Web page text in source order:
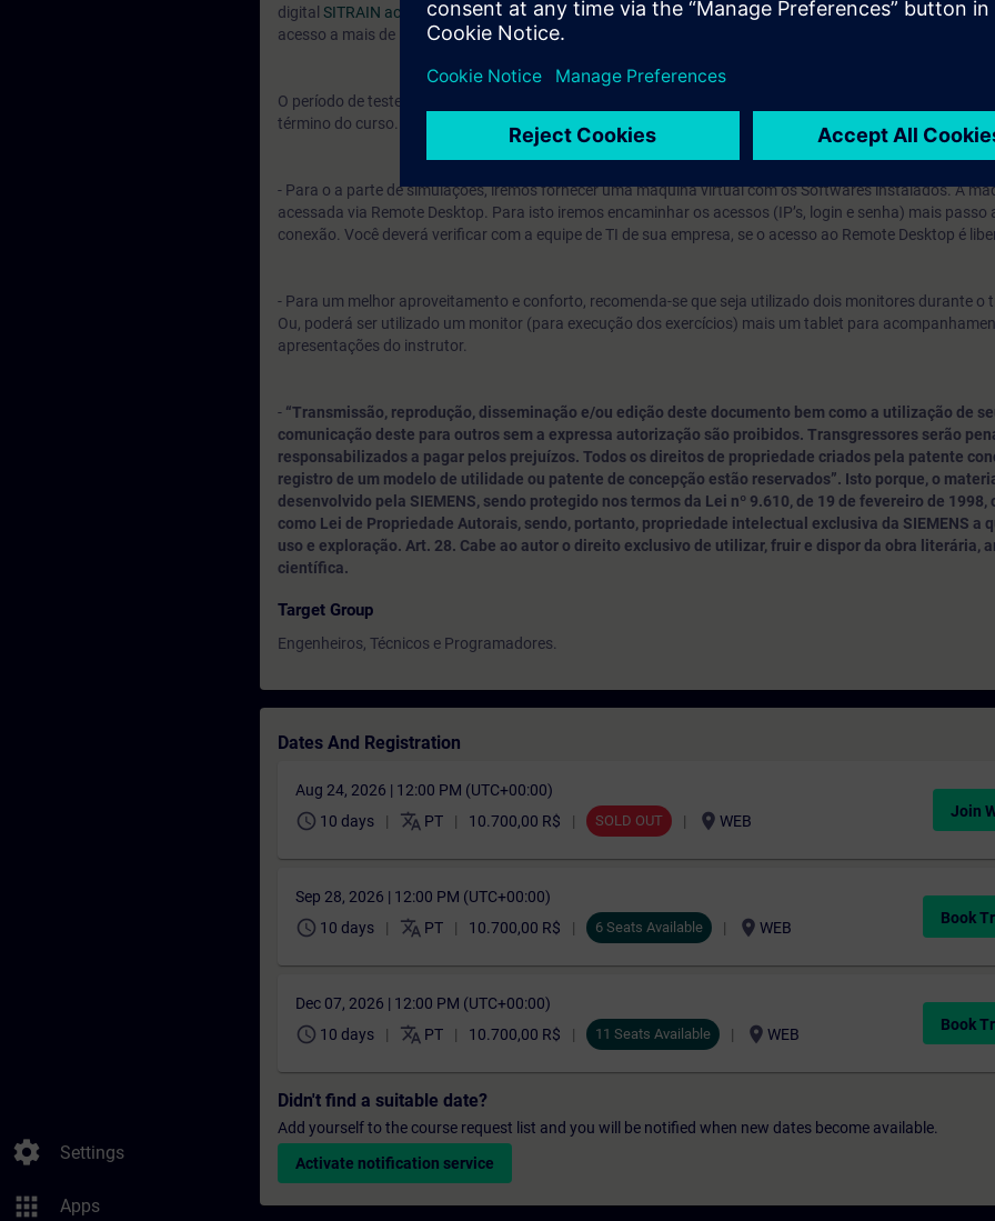
settings Settings
apps Apps
digital SITRAIN access.Você poderá encontrar treinamentos online sobreProcess Control Technology for
acesso a mais de 500 outros treinamentos.
O período de teste inicia 7 dias antes do inicio do treinamento confirmado e termina automaticamente 14
término do curso.
- Para o a parte de simulações, iremos fornecer uma máquina virtual com os Softwares instalados. A
acessada via Remote Desktop. Para isto iremos encaminhar os acessos (IP’s, login e senha) mais passo
conexão. Você deverá verificar com a equipe de TI de sua empresa, se o acesso ao Remote Desktop é
- Para um melhor aproveitamento e conforto, recomenda-se que seja utilizado dois monitores durante o
Ou, poderá ser utilizado um monitor (para execução dos exercícios) mais um tablet para
apresentações do instrutor.
- “Transmissão, reprodução, disseminação e/ou edição deste documento bem como a utilização de
comunicação deste para outros sem a expressa autorização são proibidos. Transgressores serão
responsabilizados a pagar pelos prejuízos. Todos os direitos de propriedade criados pela patente
registro de um modelo de utilidade ou patente de concepção estão reservados”. Isto porque, o
desenvolvido pela SIEMENS, sendo protegido nos termos da Lei nº 9.610, de 19 de fevereiro de 1998,
como Lei de Propriedade Autorais, sendo, portanto, propriedade intelectual exclusiva da SIEMENS a
uso e exploração. Art. 28. Cabe ao autor o direito exclusivo de utilizar, fruir e dispor da obra literária,
científica.
Target Group
Engenheiros, Técnicos e Programadores.
Dates And Registration
Aug 24, 2026 | 12:00 PM (UTC+00:00)
schedule 10 days translate PT 10.700,00 R$ SOLD OUT location_on WEB
Join
Sep 28, 2026 | 12:00 PM (UTC+00:00)
schedule 10 days translate PT 10.700,00 R$ 6 Seats Available location_on WEB
Book
Dec 07, 2026 | 12:00 PM (UTC+00:00)
schedule 10 days translate PT 10.700,00 R$ 11 Seats Available location_on WEB
Book
Didn't find a suitable date?
Add yourself to the course request list and you will be notified when new dates become available.
Activate notification service